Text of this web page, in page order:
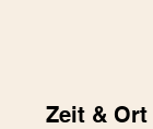
Zeit & Ort